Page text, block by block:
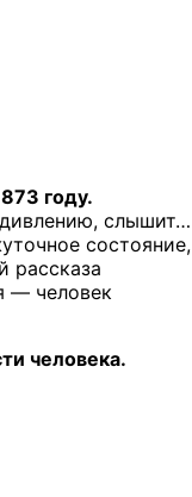
году.
слышит…
состояние,
рассказа
— человек
человека.